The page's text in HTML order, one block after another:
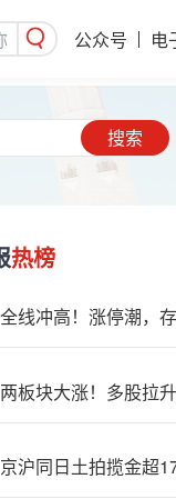
公众号 电
搜索
热榜
两板块大涨！多股拉